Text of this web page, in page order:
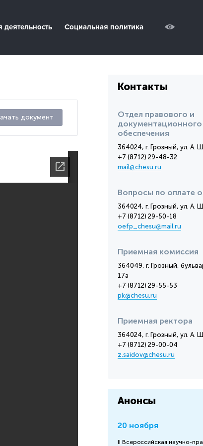
Социальная политика
документ
Контакты
Отдел правового и
документационного
обеспечения
364024, г. Грозный, ул. А.
+7 (8712) 29-48-32
mail@chesu.ru
Вопросы по оплате
364024, г. Грозный, ул. А.
+7 (8712) 29-50-18
oefp_chesu@mail.ru
Приемная комиссия
364049, г. Грозный,
17а
+7 (8712) 29-55-53
pk@chesu.ru
Приемная ректора
364024, г. Грозный, ул. А.
+7 (8712) 29-00-04
z.saidov@chesu.ru
Анонсы
20 ноября
II Всероссийская научно-